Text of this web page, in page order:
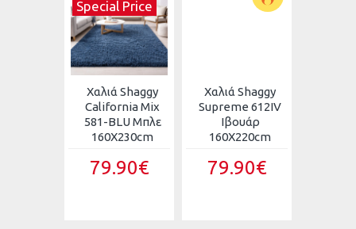
Special Price
Χαλιά Shaggy
California Mix
581-BLU Μπλε
160X230cm
79.90€
Χαλιά Shaggy
Supreme 612IV
Ιβουάρ
160X220cm
79.90€